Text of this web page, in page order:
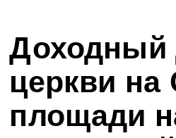
Доходный
церкви на
площади